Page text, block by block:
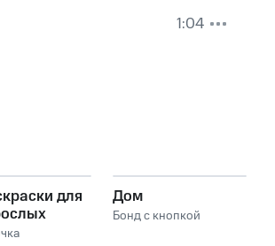
1:04
для
Дом
Бонд с кнопкой